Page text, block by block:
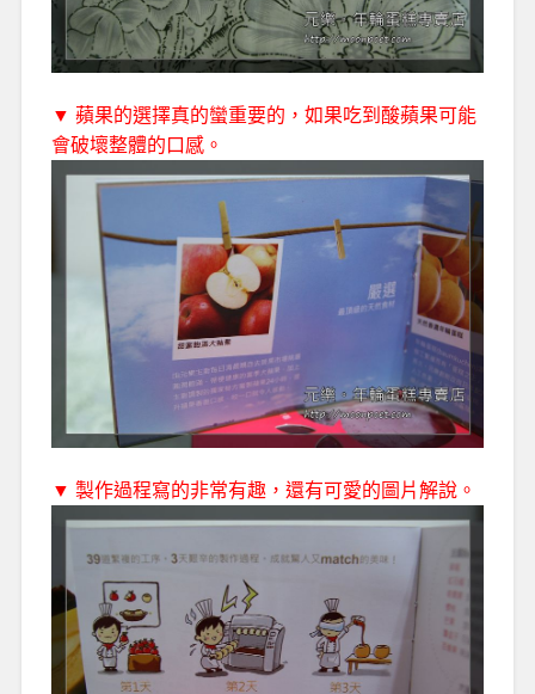
▼ 蘋果的選擇真的蠻重要的，如果吃到酸蘋果可能
會破壞整體的口感。
▼ 製作過程寫的非常有趣，還有可愛的圖片解說。